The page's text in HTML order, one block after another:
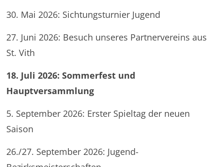
30. Mai 2026: Sichtungsturnier Jugend
27. Juni 2026: Besuch unseres Partnervereins aus
St. Vith
18. Juli 2026: Sommerfest und
Hauptversammlung
5. September 2026: Erster Spieltag der neuen
Saison
26./27. September 2026: Jugend-